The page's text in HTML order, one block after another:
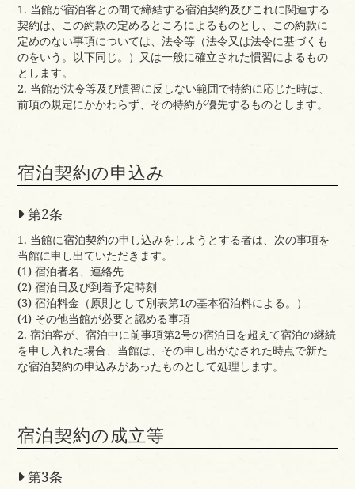
1. 当館が宿泊客との間で締結する宿泊契約及びこれに関連する
契約は、この約款の定めるところによるものとし、この約款に
定めのない事項については、法令等（法令又は法令に基づくも
のをいう。以下同じ。）又は一般に確立された慣習によるもの
とします。
2. 当館が法令等及び慣習に反しない範囲で特約に応じた時は、
前項の規定にかかわらず、その特約が優先するものとします。
宿泊契約の申込み
第2条
1. 当館に宿泊契約の申し込みをしようとする者は、次の事項を
当館に申し出ていただきます。
(1) 宿泊者名、連絡先
(2) 宿泊日及び到着予定時刻
(3) 宿泊料金（原則として別表第1の基本宿泊料による。）
(4) その他当館が必要と認める事項
2. 宿泊客が、宿泊中に前事項第2号の宿泊日を超えて宿泊の継続
を申し入れた場合、当館は、その申し出がなされた時点で新た
な宿泊契約の申込みがあったものとして処理します。
宿泊契約の成立等
第3条